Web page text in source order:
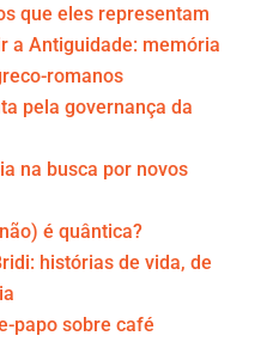
que eles representam
a Antiguidade: memória
romanos
pela governança da
na busca por novos
é quântica?
histórias de vida, de
papo sobre café